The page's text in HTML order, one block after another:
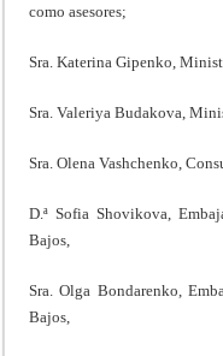
como asesores;
Sra. Katerina Gipenko,
Sra. Valeriya Budakova,
Sra. Olena Vashchenko,
D.ª Sofia Shovikova,
Bajos,
Sra. Olga Bondarenko,
Bajos,